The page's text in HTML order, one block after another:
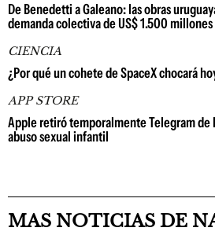
De Benedetti a Galeano: las obras
demanda colectiva de US$ 1.500
CIENCIA
¿Por qué un cohete de SpaceX chocará
APP STORE
Apple retiró temporalmente Telegram de
abuso sexual infantil
MAS NOTICIAS DE